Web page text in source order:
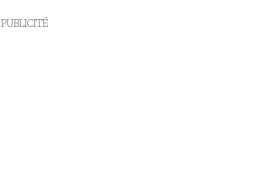
PUBLICITÉ